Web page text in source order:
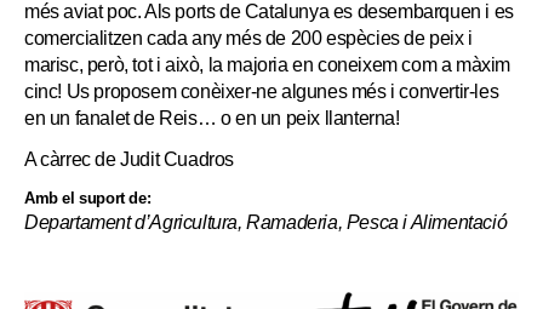
més aviat poc. Als ports de Catalunya es desembarquen i es
comercialitzen cada any més de 200 espècies de peix i
marisc, però, tot i això, la majoria en coneixem com a màxim
cinc! Us proposem conèixer-ne algunes més i convertir-les
en un fanalet de Reis… o en un peix llanterna!
A càrrec de Judit Cuadros
Amb el suport de:
Departament d’Agricultura, Ramaderia, Pesca i Alimentació